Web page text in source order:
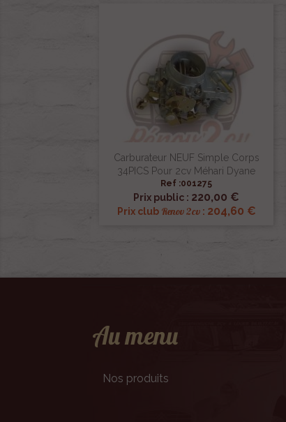
Carburateur NEUF Simple Corps
34PICS Pour 2cv Méhari Dyane
Ref :001275
Prix public : 220,00 €
Prix club Renov 2cv: 204,60 €
 Aperçu rapide
Au menu
Nos produits